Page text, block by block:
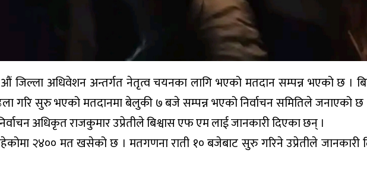
औं जिल्ला अधिवेशन अन्तर्गत नेतृत्व चयनका लागि भएको मतदान सम्पन्न भएको छ ।
गरि सुरु भएको मतदानमा बेलुकी ७ बजे सम्पन्न भएको निर्वाचन समितिले जनाएको
अधिकृत राजकुमार उप्रेतीले बिश्वास एफ एम लाई जानकारी दिएका छन् ।
२४०० मत खसेको छ । मतगणना राती १० बजेबाट सुरु गरिने उप्रेतीले जानकारी